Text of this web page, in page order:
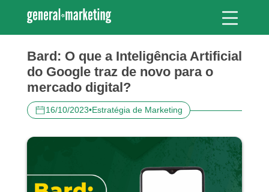
Bard: O que a Inteligência Artificial
do Google traz de novo para o
mercado digital?
16/10/2023•Estratégia de Marketing